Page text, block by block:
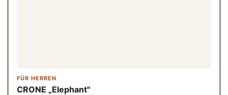
FÜR HERREN
CRONE „Elephant"